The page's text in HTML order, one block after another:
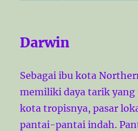
Darwin
Sebagai ibu kota
memiliki daya tarik yang
kota tropisnya, pasar
pantai-pantai indah.